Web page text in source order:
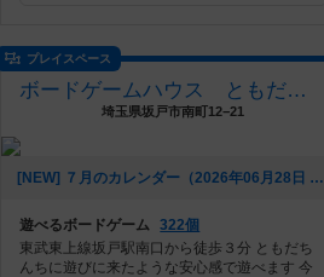
プレイスペース
ボードゲームハウス ともだちんち
埼玉県坂戸市南町12−21
[NEW] ７月のカレンダー（2026年06月28日 18時26分）
遊べるボードゲーム 322個
東武東上線坂戸駅南口から徒歩３分 ともだち
んちに遊びに来たような安心感で遊べます 今